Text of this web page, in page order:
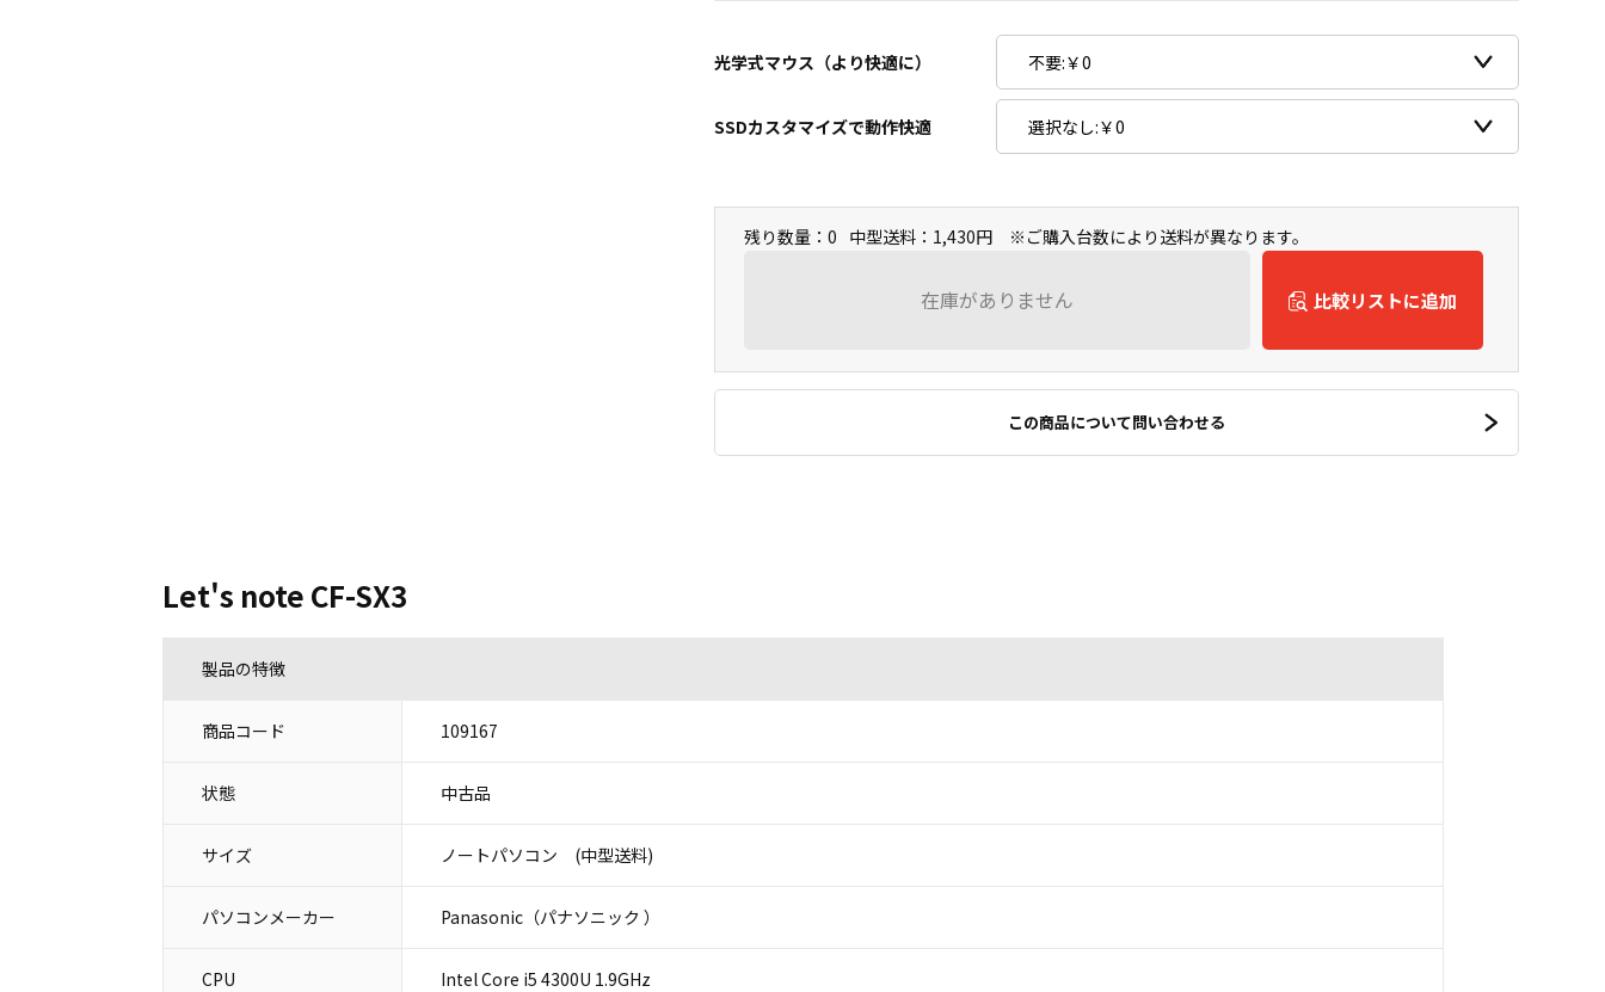
光学式マウス（より快適に）
SSDカスタマイズで動作快適
残り数量：0 中型送料：1,430円 ※ご購入台数により送料が異なります。
在庫がありません 比較リストに追加
この商品について問い合わせる
Let's note CF-SX3
製品の特徴
商品コード 109167
状態 中古品
サイズ ノートパソコン (中型送料)
パソコンメーカー Panasonic（パナソニック ）
CPU Intel Core i5 4300U 1.9GHz